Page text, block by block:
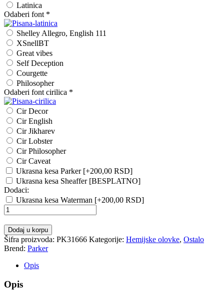
Latinica
Odaberi font *
Shelley Allegro, English 111
XSnellBT
Great vibes
Self Deception
Courgette
Philosopher
Odaberi font cirilica *
Cir Decor
Cir English
Cir Jikharev
Cir Lobster
Cir Philosopher
Cir Caveat
Ukrasna kesa Parker [+200,00 RSD]
Ukrasna kesa Sheaffer [BESPLATNO]
Dodaci:
Ukrasna kesa Waterman [+200,00 RSD]
Hemijska
olovka
PARKER
Royal
IM
Black
količina
Dodaj u korpu
Šifra proizvoda: PK31666 Kategorije: Hemijske olovke, Ostalo
Brend: Parker
Opis
Opis